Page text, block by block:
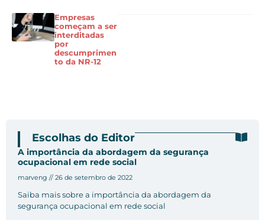
Empresas
começam a ser
interditadas
por
descumprimen
to da NR-12
Escolhas do Editor
A importância da abordagem da segurança
ocupacional em rede social
marveng 26 de setembro de 2022
Saiba mais sobre a importância da abordagem da
segurança ocupacional em rede social